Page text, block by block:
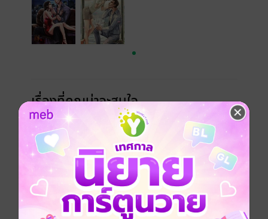
เรื่องที่คุณน่าจะสนใจ